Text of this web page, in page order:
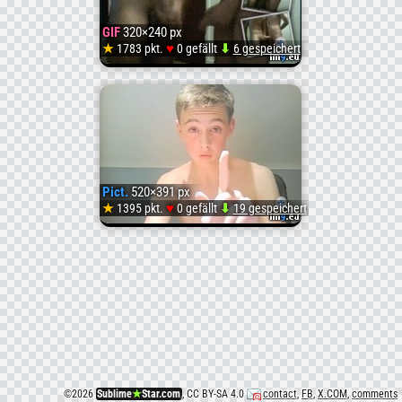
(#Gif
GIF
vid
(
#Gif)
GIF320×240 px
★1783 pkt. ♥0 gefällt ⬇ 6 gespeichert
Pict.
frbbf
(
#Mee)
Pict.520×391 px
★1395 pkt. ♥ 0 gefällt⬇19 gespeichert
©2026 Sublime★Star.com, CC BY-SA 4.0 contact, FB,X.COM, comments